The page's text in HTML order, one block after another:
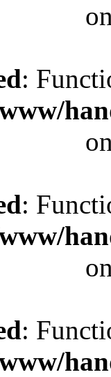
:
:
: